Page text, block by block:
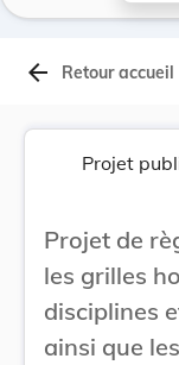
arrow_back Retour accueil
Projet
Projet de
les grilles
disciplines
ainsi que